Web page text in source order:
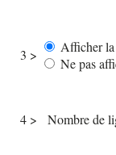
3 >
Afficher
Ne pas
4 > Nombre de